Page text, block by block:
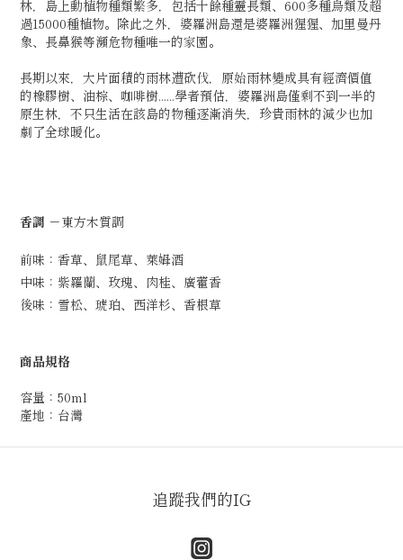
林，島上動植物種類繁多，包括十餘種靈長類、600多種鳥類及超
過15000種植物。除此之外，婆羅洲島還是婆羅洲猩猩、加里曼丹
象、長鼻猴等瀕危物種唯一的家園。
長期以來，大片面積的雨林遭砍伐，原始雨林變成具有經濟價值
的橡膠樹、油棕、咖啡樹......學者預估，婆羅洲島僅剩不到一半的
原生林，不只生活在該島的物種逐漸消失，珍貴雨林的減少也加
劇了全球暖化。
香調 －東方木質調
前味：香草、鼠尾草、萊姆酒
中味：紫羅蘭、玫瑰、肉桂、廣藿香
後味：雪松、琥珀、西洋杉、香根草
商品規格
容量：50ml
產地：台灣
追蹤我們的IG